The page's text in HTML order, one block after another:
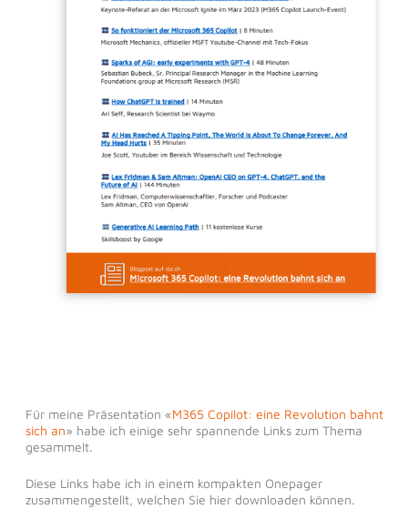
Für meine Präsentation «M365 Copilot: eine Revolution bahnt
sich an» habe ich einige sehr spannende Links zum Thema
gesammelt.
Diese Links habe ich in einem kompakten Onepager
zusammengestellt, welchen Sie hier downloaden können.